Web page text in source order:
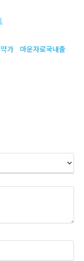
가
마운자로국내출